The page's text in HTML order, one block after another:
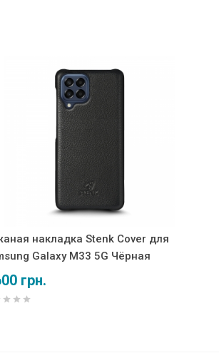
накладка Stenk Cover для
Galaxy M33 5G Чёрная
грн.